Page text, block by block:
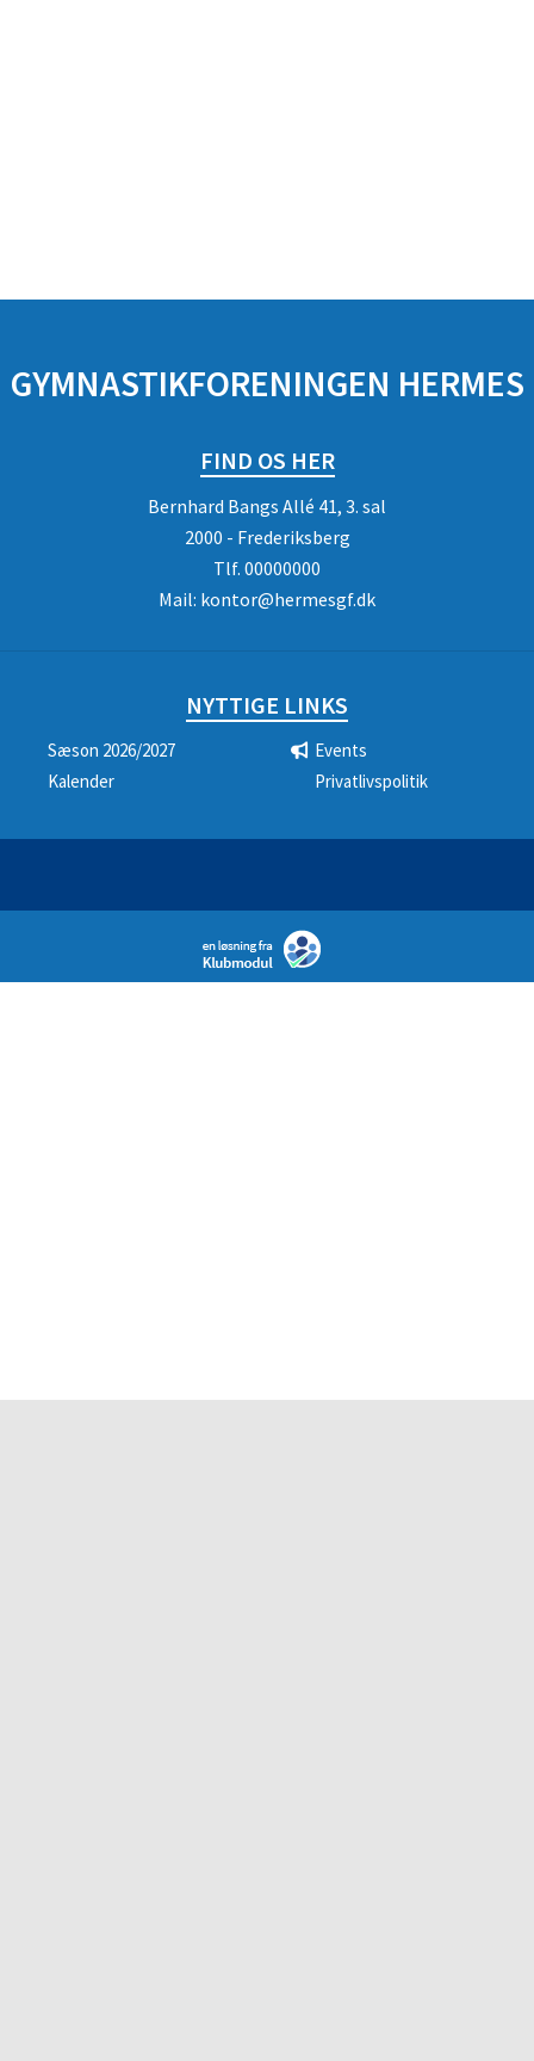
GYMNASTIKFORENINGEN HERMES
FIND OS HER
Bernhard Bangs Allé 41, 3. sal
2000 - Frederiksberg
Tlf. 00000000
Mail: kontor@hermesgf.dk
NYTTIGE LINKS
Sæson 2026/2027
Events
Kalender
Privatlivspolitik